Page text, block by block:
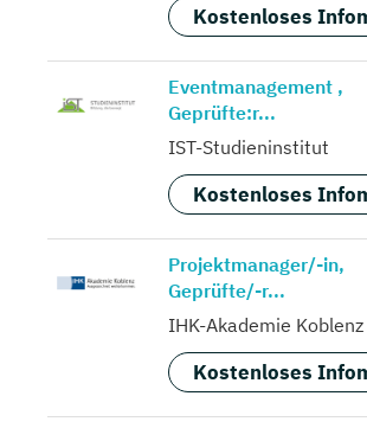
Kostenloses
Eventmanagement ,
Geprüfte:r...
IST-Studieninstitut
Kostenloses
Projektmanager/-in,
Geprüfte/-r...
IHK-Akademie Koblenz
Kostenloses